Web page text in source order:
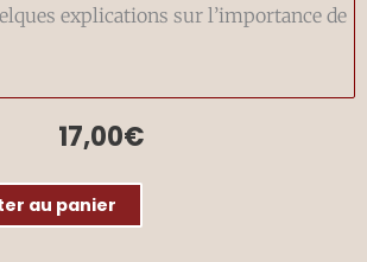
explications sur l’importance de
17,00€
au panier